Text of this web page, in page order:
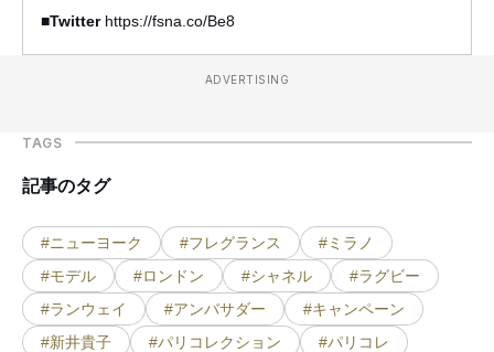
■Twitter https://fsna.co/Be8
ADVERTISING
TAGS
記事のタグ
#ニューヨーク #フレグランス
#ミラノ
#モデル
#ロンドン #シャネル
#ラグビー
#ランウェイ
#アンバサダー
#キャンペーン
#新井貴子
#パリコレクション
#パリコレ